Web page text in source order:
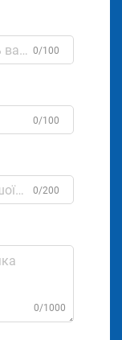
0/100
0/100
0/200
0/1000